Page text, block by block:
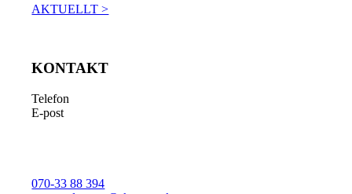
AKTUELLT >
KONTAKT
Telefon
E-post
070-33 88 394